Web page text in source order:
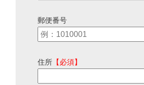
郵便番号
住所 【必須】